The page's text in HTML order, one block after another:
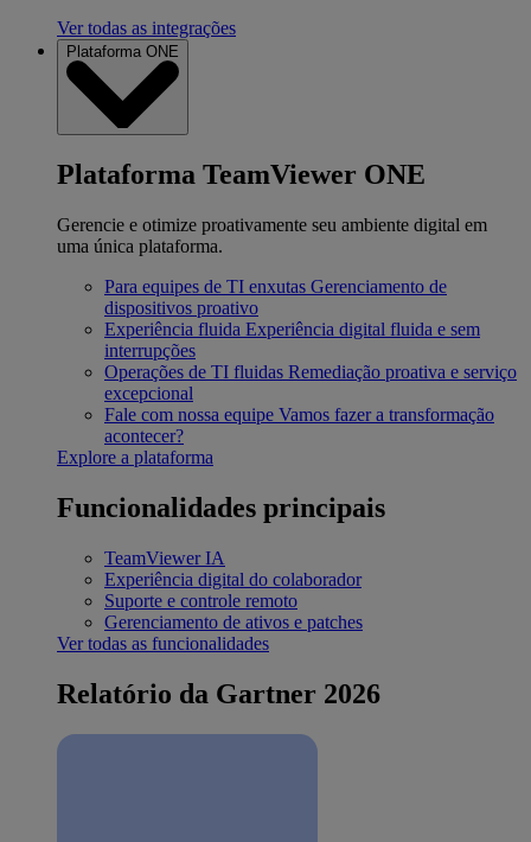
Ver todas as integrações
Plataforma ONE
Plataforma TeamViewer ONE
Gerencie e otimize proativamente seu ambiente digital em
uma única plataforma.
Para equipes de TI enxutas Gerenciamento de
dispositivos proativo
Experiência fluida Experiência digital fluida e sem
interrupções
Operações de TI fluidas Remediação proativa e serviço
excepcional
Fale com nossa equipe Vamos fazer a transformação
acontecer?
Explore a plataforma
Funcionalidades principais
TeamViewer IA
Experiência digital do colaborador
Suporte e controle remoto
Gerenciamento de ativos e patches
Ver todas as funcionalidades
Relatório da Gartner 2026